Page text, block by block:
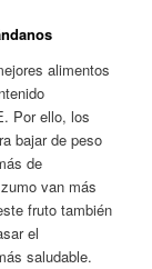
alimentos
Por ello, los
bajar de peso
de
van más
fruto también
el
saludable.